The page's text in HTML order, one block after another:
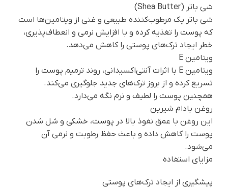
شی باتر (Shea Butter)
شی باتر یک مرطوب‌کننده طبیعی و غنی از ویتامین‌ها است
که پوست را تغذیه کرده و با افزایش نرمی و انعطاف‌پذیری،
خطر ایجاد ترک‌های پوستی را کاهش می‌دهد.
ویتامین E
ویتامین E با اثرات آنتی‌اکسیدانی، روند ترمیم پوست را
تسریع کرده و از بروز ترک‌های جدید جلوگیری می‌کند.
همچنین پوست را لطیف و نرم نگه می‌دارد.
روغن بادام شیرین
این روغن با عمق نفوذ بالا در پوست، خشکی و شل شدن
پوست را کاهش داده و باعث حفظ رطوبت و نرمی آن
می‌شود.
مزایای استفاده
پیشگیری از ایجاد ترک‌های پوستی